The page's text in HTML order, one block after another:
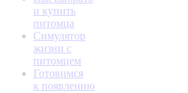
и купить
питомца
Симулятор
жизни с
питомцем
Готовимся
к появлению